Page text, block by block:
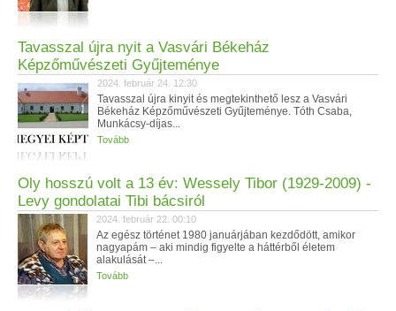
Tavasszal újra nyit a Vasvári Békeház
Képzőművészeti Gyűjteménye
2024. február 24. 12:30
Tavasszal újra kinyit és megtekinthető lesz a Vasvári
Békeház Képzőművészeti Gyűjteménye. Tóth Csaba,
Munkácsy-díjas...
Tovább
Oly hosszú volt a 13 év: Wessely Tibor (1929-2009) -
Levy gondolatai Tibi bácsiról
2024. február 22. 00:10
Az egész történet 1980 januárjában kezdődött, amikor
nagyapám – aki mindig figyelte a háttérből életem
alakulását –...
Tovább